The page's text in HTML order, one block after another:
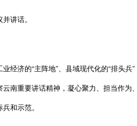
讲话。
济的“主阵地”、县域现代化的“排头兵
南重要讲话精神，凝心聚力、担当作
和示范。